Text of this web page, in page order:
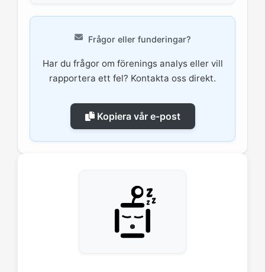
Frågor eller funderingar?
Har du frågor om förenings analys eller vill
rapportera ett fel? Kontakta oss direkt.
Kopiera vår e-post